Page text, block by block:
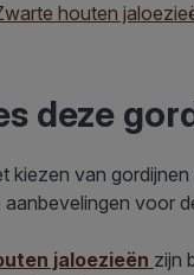
houten
deze
kiezen van
voor
jaloezieën zijn